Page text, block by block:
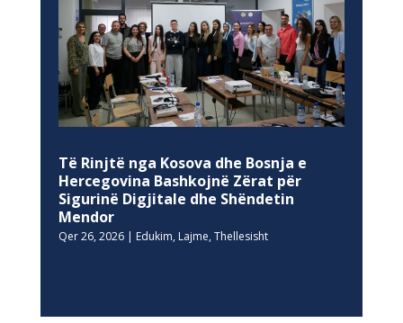
Të Rinjtë nga Kosova dhe Bosnja e
Hercegovina Bashkojnë Zërat për
Sigurinë Digjitale dhe Shëndetin
Mendor
Qer 26, 2026| Edukim, Lajme, Thellesisht